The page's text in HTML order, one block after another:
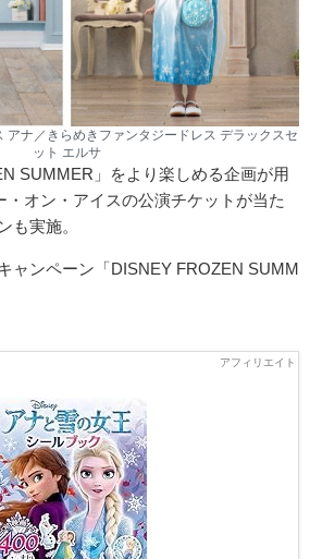
アナ／きらめきファンタジードレス デラックスセ
ット エルサ
SUMMER」をより楽しめる企画が用
オン・アイスの公演チケットが当た
も実施。
ャンペーン「DISNEY FROZEN SUMM